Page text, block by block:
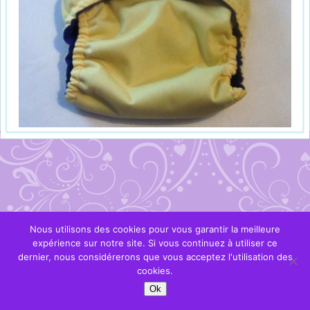
Nous utilisons des cookies pour vous garantir la meilleure
expérience sur notre site. Si vous continuez à utiliser ce
dernier, nous considérerons que vous acceptez l'utilisation des
cookies.
Ok